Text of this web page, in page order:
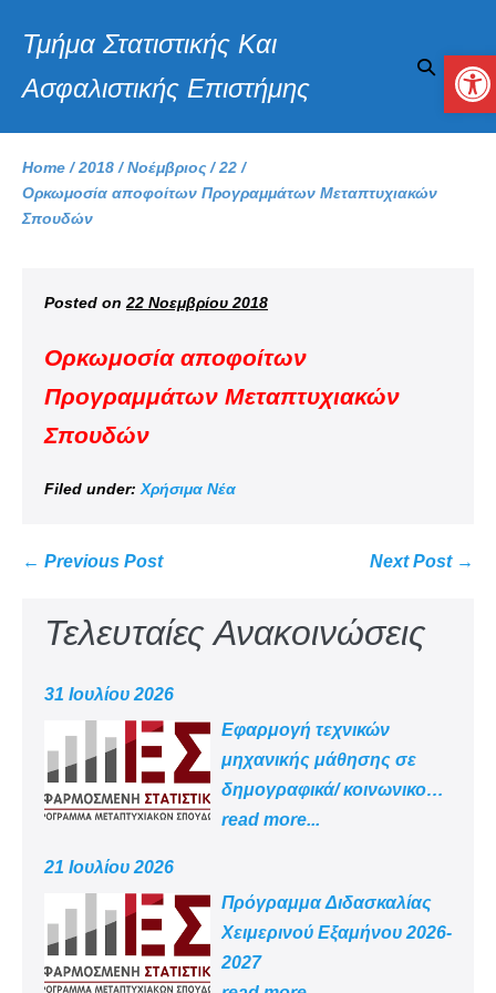
Τμήμα Στατιστικής Και
Ασφαλιστικής Επιστήμης
Home /2018 /Νοέμβριος /22 /
Ορκωμοσία αποφοίτων Προγραμμάτων Μεταπτυχιακών
Σπουδών
Posted on 22 Νοεμβρίου 2018
Ορκωμοσία αποφοίτων
Προγραμμάτων Μεταπτυχιακών
Σπουδών
Filed under: Χρήσιμα Νέα
← Previous Post Next Post →
Τελευταίες Ανακοινώσεις
31 Ιουλίου 2026
Εφαρμογή τεχνικών
μηχανικής μάθησης σε
δημογραφικά/ κοινωνικο
-οικονομικά δεδομένα
read more...
21 Ιουλίου 2026
Πρόγραμμα Διδασκαλίας
Χειμερινού Εξαμήνου 2026-
2027